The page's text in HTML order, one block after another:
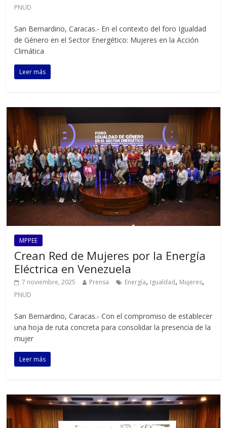
PNUD
San Bernardino, Caracas.- En el contexto del foro Igualdad
de Género en el Sector Energético: Mujeres en la Acción
Climática
Leer más
MPPEE
Crean Red de Mujeres por la Energía
Eléctrica en Venezuela
7 noviembre, 2025 Prensa Energía, Igualdad, Mujeres,
PNUD
San Bernardino, Caracas.- Con el compromiso de establecer
una hoja de ruta concreta para consolidar la presencia de la
mujer
Leer más